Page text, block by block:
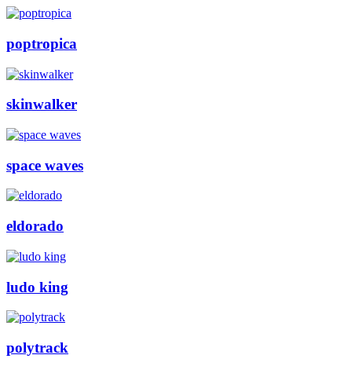
poptropica
skinwalker
space waves
eldorado
ludo king
polytrack